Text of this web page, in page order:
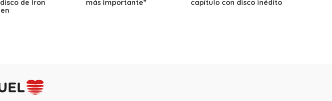
de Iron
más importante”
capítulo con disco inédito